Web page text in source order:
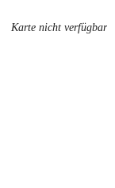
Karte nicht verfügbar